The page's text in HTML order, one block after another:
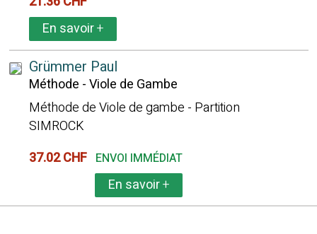
En savoir+
Grümmer Paul
Méthode - Viole de Gambe
Méthode de Viole de gambe - Partition
SIMROCK
37.02 CHF ENVOI IMMÉDIAT
En savoir+